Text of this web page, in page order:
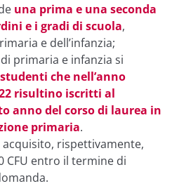
una prima e una seconda
e i gradi di scuola,
e dell’infanzia;
primaria e infanzia si
che nell’anno
risultino iscritti al
anno del corso di laurea in
primaria.
rispettivamente,
CFU entro il termine di